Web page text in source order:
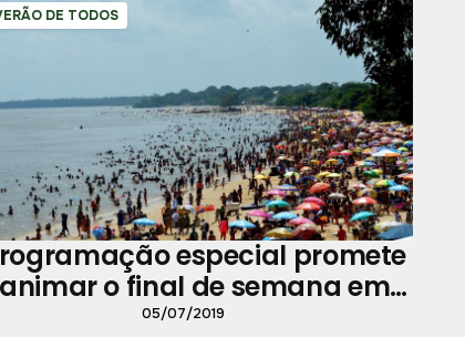
DE TODOS
especial promete
animar o final de semana em
Outeiro
05/07/2019